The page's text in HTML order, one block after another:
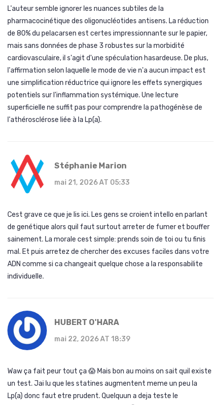
L'auteur semble ignorer les nuances subtiles de la
pharmacocinétique des oligonucléotides antisens. La réduction
de 80% du pelacarsen est certes impressionnante sur le papier,
mais sans données de phase 3 robustes sur la morbidité
cardiovasculaire, il s'agit d'une spéculation hasardeuse. De plus,
l'affirmation selon laquelle le mode de vie n'a aucun impact est
une simplification réductrice qui ignore les effets synergiques
potentiels sur l'inflammation systémique. Une lecture
superficielle ne suffit pas pour comprendre la pathogénèse de
l'athérosclérose liée à la Lp(a).
Stéphanie Marion
mai 21, 2026 AT 05:33
Cest grave ce que je lis ici. Les gens se croient intello en parlant
de genétique alors quil faut surtout arreter de fumer et bouffer
sainement. La morale cest simple: prends soin de toi ou tu finis
mal. Et puis arretez de chercher des excuses faciles dans votre
ADN comme si ca changeait quelque chose a la responsabilite
individuelle.
HUBERT O'HARA
mai 22, 2026 AT 18:39
Waw ça fait peur tout ça 😱 Mais bon au moins on sait quil existe
un test. Jai lu que les statines augmentent meme un peu la
Lp(a) donc faut etre prudent. Quelquun a deja teste le